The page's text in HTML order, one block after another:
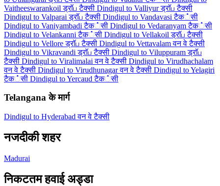
Vaitheeswarankoil ड्रॉப टैक्सी Dindigul to Valliyur ड्रॉப टैक्सी
Dindigul to Valparai ड्रॉப टैक्सी Dindigul to Vandavasi टैक்सी
Dindigul to Vaniyambadi टैक்सी Dindigul to Vedaranyam टैक்सी
Dindigul to Velankanni टैक்सी Dindigul to Vellakoil ड्रॉப टैक्सी
Dindigul to Vellore ड्रॉப टैक्सी Dindigul to Vettavalam वन वे टैक्सी
Dindigul to Vikravandi ड्रॉப टैक्सी Dindigul to Viluppuram ड्रॉப
टैक्सी Dindigul to Viralimalai वन वे टैक्सी Dindigul to Virudhachalam
वन वे टैक्सी Dindigul to Virudhunagar वन वे टैक्सी Dindigul to Yelagiri
टैक்सी Dindigul to Yercaud टैक்सी
Telangana के मार्ग
Dindigul to Hyderabad वन वे टैक्सी
नजदीकी शहर
Madurai
निकटतम हवाई अड्डा